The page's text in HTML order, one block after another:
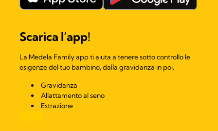
Scarica l’app!
La Medela Family app ti aiuta a tenere sotto controllo le
esigenze del tuo bambino, dalla gravidanza in poi.
Gravidanza
Allattamento al seno
Estrazione